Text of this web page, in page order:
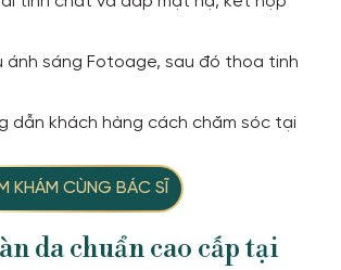
ánh sáng Fotoage, sau đó thoa tinh
dẫn khách hàng cách chăm sóc tại
KHÁM CÙNG BÁC SĨ
da chuẩn cao cấp tại